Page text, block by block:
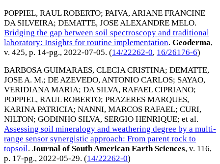
POPPIEL, RAUL ROBERTO; PAIVA, ARIANE FRANCINE
DA SILVEIRA; DEMATTE, JOSE ALEXANDRE MELO.
Bridging the gap between soil spectroscopy and traditional
laboratory: Insights for routine implementation. Geoderma,
v. 425, p. 14-pg., 2022-07-05. (14/22262-0, 16/26176-6)
BARBOSA GUIMARAES, CLECIA CRISTINA; DEMATTE,
JOSE A. M.; DE AZEVEDO, ANTONIO CARLOS; SAYAO,
VERIDIANA MARIA; DA SILVA, RAFAEL CIPRIANO;
POPPIEL, RAUL ROBERTO; PRAZERES MARQUES,
KARINA PATRICIA; NANNI, MARCOS RAFAEL; CURI,
NILTON; GODINHO SILVA, SERGIO HENRIQUE; et al.
Assessing soil mineralogy and weathering degree by a multi-
range sensor synergistic approach: From parent rock to
topsoil. Journal of South American Earth Sciences, v. 116,
p. 17-pg., 2022-05-29. (14/22262-0)